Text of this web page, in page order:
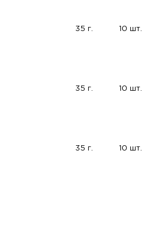
35 г. 10 шт.
35 г. 10 шт.
35 г. 10 шт.